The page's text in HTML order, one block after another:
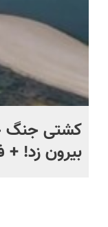
کشتی‌ جنگ
بیرون زد! +